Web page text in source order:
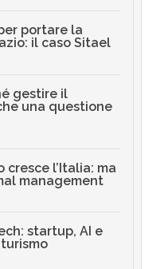
portare la
il caso Sitael
gestire il
una questione
l’Italia: ma
management
startup, AI e